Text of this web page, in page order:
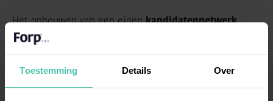
Toestemming Details Over
Het opbouwen van een eigenkandidatennetwerk
betekent dat je na verloop van tijd een talentpool hebt
van geïnteresseerde kandidaten. Dit maakt